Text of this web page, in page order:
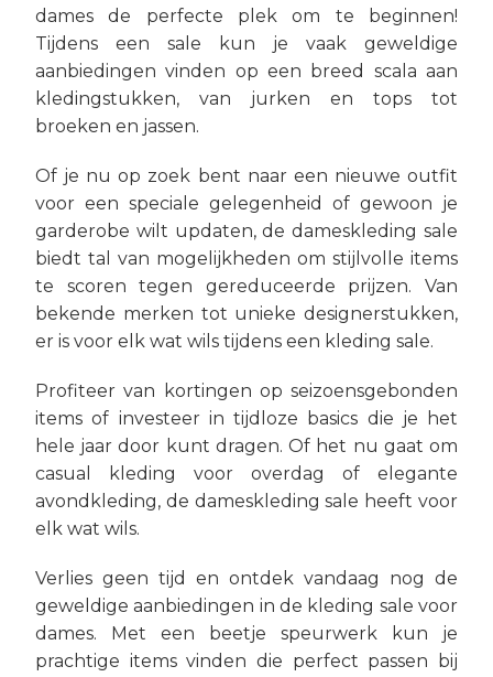
dames de perfecte plek om te beginnen!
Tijdens een sale kun je vaak geweldige
aanbiedingen vinden op een breed scala aan
kledingstukken, van jurken en tops tot
broeken en jassen.
Of je nu op zoek bent naar een nieuwe outfit
voor een speciale gelegenheid of gewoon je
garderobe wilt updaten, de dameskleding sale
biedt tal van mogelijkheden om stijlvolle items
te scoren tegen gereduceerde prijzen. Van
bekende merken tot unieke designerstukken,
er is voor elk wat wils tijdens een kleding sale.
Profiteer van kortingen op seizoensgebonden
items of investeer in tijdloze basics die je het
hele jaar door kunt dragen. Of het nu gaat om
casual kleding voor overdag of elegante
avondkleding, de dameskleding sale heeft voor
elk wat wils.
Verlies geen tijd en ontdek vandaag nog de
geweldige aanbiedingen in de kleding sale voor
dames. Met een beetje speurwerk kun je
prachtige items vinden die perfect passen bij